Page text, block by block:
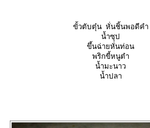
ขั้วตับตุ๋น หั่นชิ้นพอดีคำ
น้ำซุป
ขึ้นฉ่ายหั่นท่อน
พริกขี้หนูตำ
น้ำมะนาว
น้ำปลา